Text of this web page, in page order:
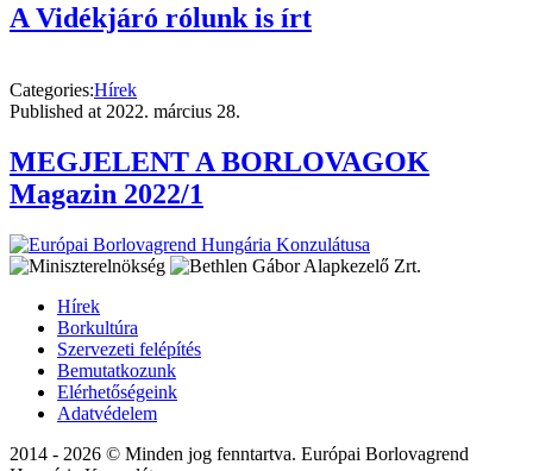
A Vidékjáró rólunk is írt
Categories:Hírek
Published at 2022. március 28.
MEGJELENT A BORLOVAGOK
Magazin 2022/1
Hírek
Borkultúra
Szervezeti felépítés
Bemutatkozunk
Elérhetőségeink
Adatvédelem
2014 - 2026 © Minden jog fenntartva. Európai Borlovagrend